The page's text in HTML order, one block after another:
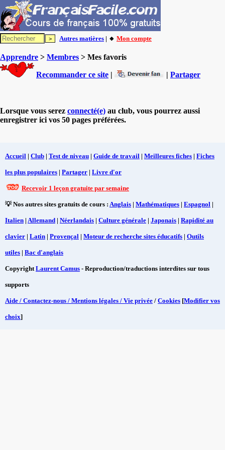
Autres matières | 🔸 Mon compte
Apprendre > Membres > Mes favoris
Recommander ce site | | Partager
Lorsque vous serez connecté(e) au club, vous pourrez aussi
enregistrer ici vos 50 pages préférées.
Accueil | Club | Test de niveau | Guide de travail | Meilleures fiches | Fiches
les plus populaires | Partager | Livre d'or
Recevoir 1 leçon gratuite par semaine
💡 Nos autres sites gratuits de cours : Anglais | Mathématiques | Espagnol |
Italien | Allemand | Néerlandais | Culture générale | Japonais | Rapidité au
clavier | Latin | Provençal | Moteur de recherche sites éducatifs | Outils
utiles | Bac d'anglais
CopyrightLaurent Camus - Reproduction/traductions interdites sur tous
supports
Aide / Contactez-nous / Mentions légales / Vie privée / Cookies [Modifier vos
choix]